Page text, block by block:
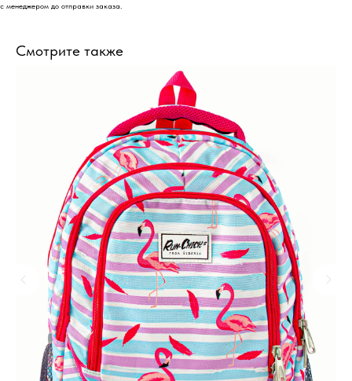
с менеджером до отправки заказа.
Смотрите также